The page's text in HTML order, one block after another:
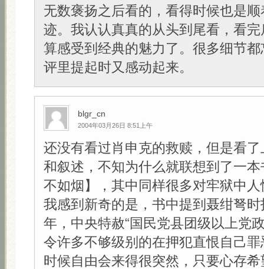
无数褒扬之后看的，看得时候也是
迹。我认认真真的从头到尾看，看
算感受到经典的魅力了。很多细节
评里提起时又感动起来。
blgr_cn
2004年03月26日 8:51上午
还没有看过肖申克的救赎，但是看
和叙述，不知为什么就联想到了一
不如烟】，其中同样很多对牢狱中
我感到新奇的是，书中提到聂绀弩
年，中央特赦“国民党县团级以上党
令许多不够级别的在押犯直恨自己
时候自由会来得很突然，只要心存